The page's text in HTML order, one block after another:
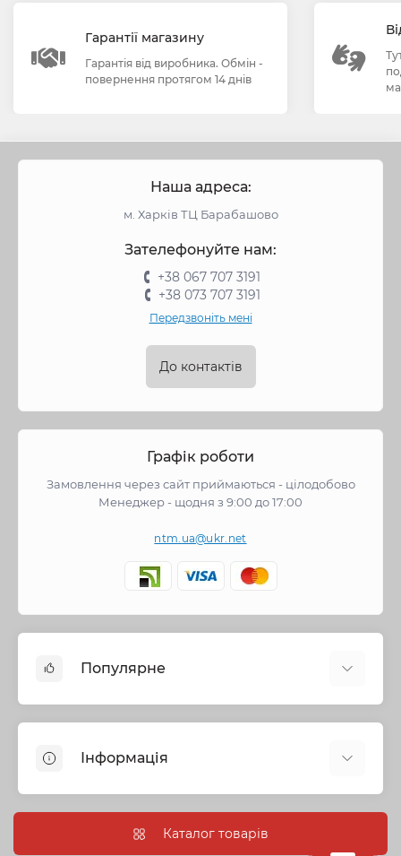
Гарантії магазину
Гарантія від виробника. Обмін -
повернення протягом 14 днів
Наша адреса:
м. Харків ТЦ Барабашово
Зателефонуйте нам:
+38 067 707 3191
+38 073 707 3191
Передзвоніть мені
До контактів
Графік роботи
Замовлення через сайт приймаються - цілодобово
Менеджер - щодня з 9:00 до 17:00
ntm.ua@ukr.net
Популярне
Запірна арматура
Труби та фітинги
Насосне обладнання
Інформація
Інформація про доставкуКаталог товарів